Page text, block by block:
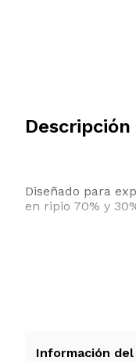
Diseñado para
en ripio 70% y
Información